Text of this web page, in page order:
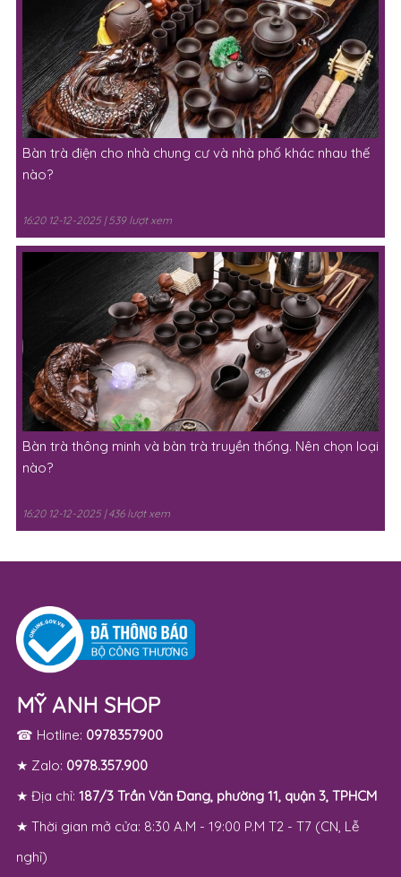
Hộp Đựng Đồng Hồ Cơ Chuyên Dụng: Giải Pháp Lưu Giữ
Đồng Hồ Bền Đẹp
17:11 13-12-2025 | 546 lượt xem
Bàn trà điện cho nhà chung cư và nhà phố khác nhau thế
nào?
16:20 12-12-2025 | 539 lượt xem
nào?